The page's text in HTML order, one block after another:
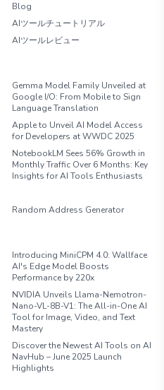
Blog
AIツールチュートリアル
AIツールレビュー
Gemma Model Family Unveiled at
Google I/O: From Mobile to Sign
Language Translation
Apple to Unveil AI Model Access
for Developers at WWDC 2025
NotebookLM Sees 56% Growth in
Monthly Traffic Over 6 Months: Key
Insights for AI Tools Enthusiasts
Random Address Generator
Introducing MiniCPM 4.0: Wallface
AI's Edge Model Boosts
Performance by 220x
NVIDIA Unveils Llama-Nemotron-
Nano-VL-8B-V1: The All-in-One AI
Tool for Image, Video, and Text
Mastery
Discover the Newest AI Tools on AI
NavHub – June 2025 Launch
Highlights